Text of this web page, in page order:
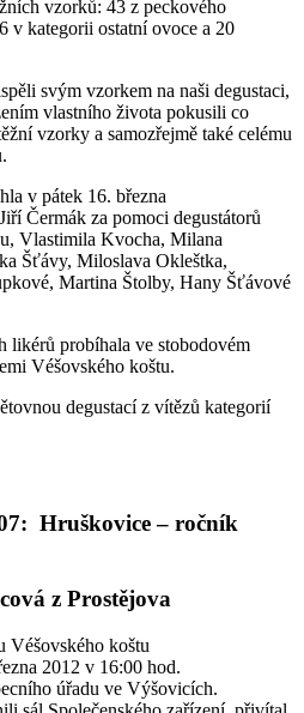
vzorků: 43 z peckového
v kategorii ostatní ovoce a 20
svým vzorkem na naši degustaci,
vlastního života pokusili co
vzorky a samozřejmě také celému
v pátek 16. března
Čermák za pomoci degustátorů
Vlastimila Kvocha, Milana
Šťávy, Miloslava Okleštka,
Martina Štolby, Hany Šťávové
likérů probíhala ve stobodovém
Véšovského koštu.
degustací z vítězů kategorií
Hruškovice – ročník
z Prostějova
Véšovského koštu
2012 v 16:00 hod.
úřadu ve Výšovicích.